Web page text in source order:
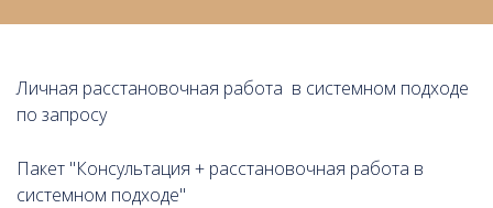
Личная расстановочная работа в системном подходе
по запросу
Пакет "Консультация + расстановочная работа в
системном подходе"